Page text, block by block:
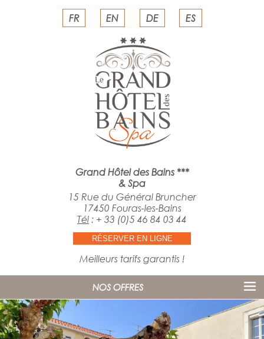
FR EN DE ES
Grand Hôtel des Bains ***
& Spa
15 Rue du Général Bruncher
17450 Fouras-les-Bains
Tél : + 33 (0)5 46 84 03 44
RÉSERVER EN LIGNE
Meilleurs tarifs garantis !
NOS OFFRES